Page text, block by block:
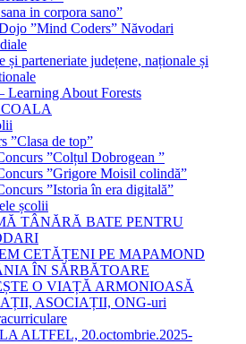
in corpora sano”
”Mind Coders” Năvodari
și parteneriate județene, naționale și
Learning About Forests
”Clasa de top”
”Colțul Dobrogean ”
”Grigore Moisil colindă”
”Istoria în era digitală”
școlii
TÂNĂRĂ BATE PENTRU
CETĂȚENI PE MAPAMOND
ÎN SĂRBĂTOARE
O VIAȚĂ ARMONIOASĂ
ASOCIAȚII, ONG-uri
ALTFEL, 20.octombrie.2025-